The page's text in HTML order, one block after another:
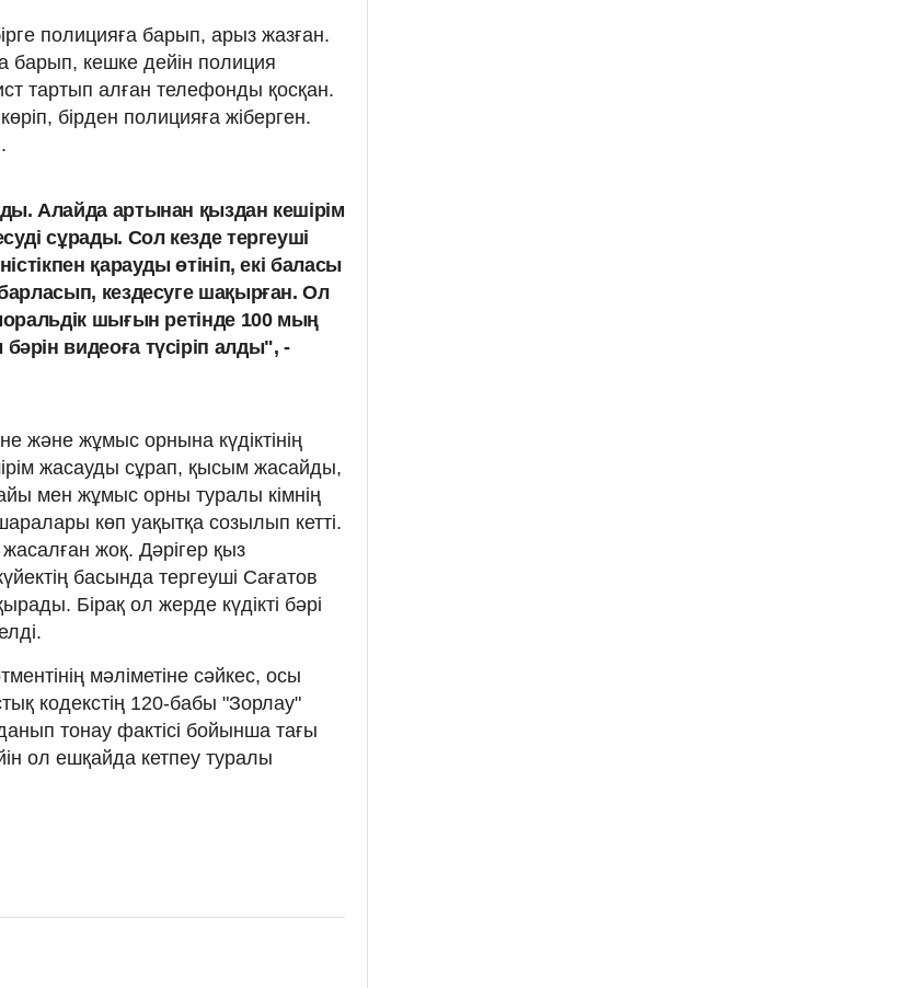
полицияға барып, арыз жазған.
барып, кешке дейін полиция
тартып алған телефонды қосқан.
бірден полицияға жіберген.
Алайда артынан қыздан кешірім
сұрады. Сол кезде тергеуші
қарауды өтініп, екі баласы
кездесуге шақырған. Ол
шығын ретінде 100 мың
видеоға түсіріп алды", -
және жұмыс орнына күдіктінің
жасауды сұрап, қысым жасайды,
мен жұмыс орны туралы кімнің
көп уақытқа созылып кетті.
жоқ. Дәрігер қыз
басында тергеуші Сағатов
Бірақ ол жерде күдікті бәрі
мәліметіне сәйкес, осы
кодекстің 120-бабы "Зорлау"
тонау фактісі бойынша тағы
ол ешқайда кетпеу туралы